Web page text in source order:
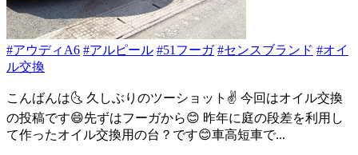
#アウディA6 #アルピール #51フーガ #センスブランド #オイ
ル交換
こんばんは🌜 久しぶりのツーショット✌️ 今回はオイル交換
の投稿です😄先ずはフーガから😊 昨年に庭の段差を利用し
て作ったオイル交換用の台？です😊車高短車で...